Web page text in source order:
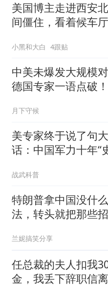
美国博主走进西安
间僵住，看着候车
小黑和大白 4跟贴
中美未爆发大规模对
德国专家一语点破！
月下守候
美专家终于说了句
话：中国军力十年“
住了
战武科普
特朗普拿中国没什
法，转头就把那些
兰妮搞笑分享
任总裁的夫人扣我
金，我丢下辞职信